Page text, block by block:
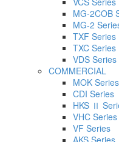
MG-2COB
MG-2
TXF Series
TXC Series
VDS Series
COMMERCIAL
MOK Series
CDI Series
HKS Ⅱ
VHC Series
VF Series
AKS Series